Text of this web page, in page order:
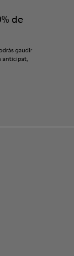
de
gaudir
anticipat,